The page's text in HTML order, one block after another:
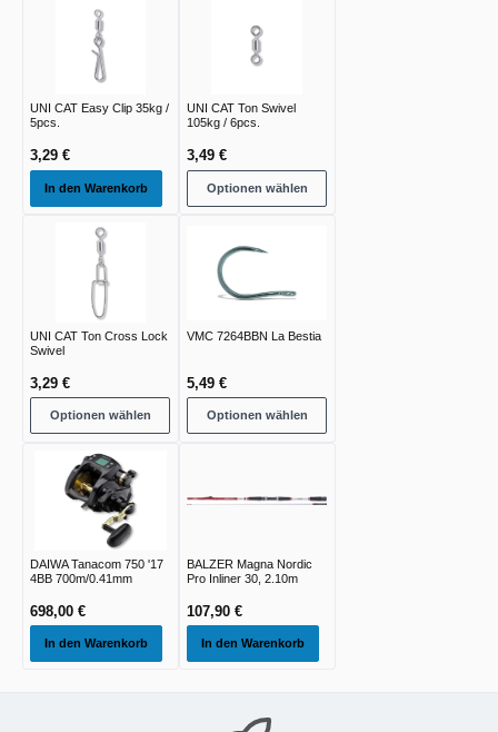
UNI CAT Easy Clip 35kg /
5pcs.
3,29 €
In den Warenkorb
UNI CAT Ton Swivel
105kg / 6pcs.
3,49 €
Optionen wählen
UNI CAT Ton Cross Lock
Swivel
3,29 €
Optionen wählen
VMC 7264BBN La Bestia
5,49 €
Optionen wählen
DAIWA Tanacom 750 '17
4BB 700m/0.41mm
698,00 €
In den Warenkorb
BALZER Magna Nordic
Pro Inliner 30, 2.10m
107,90 €
In den Warenkorb